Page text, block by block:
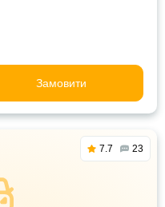
Замовити
7.7 23